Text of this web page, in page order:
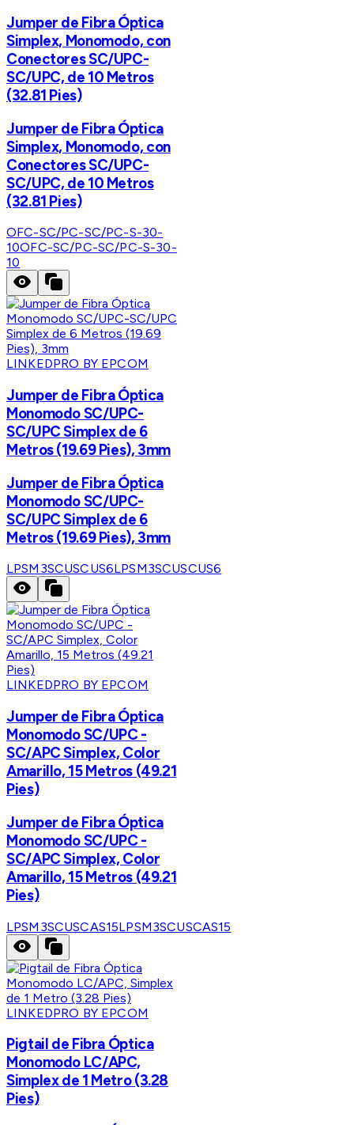
Jumper de Fibra Óptica
Simplex, Monomodo, con
Conectores SC/UPC-
SC/UPC, de 10 Metros
(32.81 Pies)
Jumper de Fibra Óptica
Simplex, Monomodo, con
Conectores SC/UPC-
SC/UPC, de 10 Metros
(32.81 Pies)
OFC-SC/PC-SC/PC-S-30-
10OFC-SC/PC-SC/PC-S-30-
10
LINKEDPRO BY EPCOM
Jumper de Fibra Óptica
Monomodo SC/UPC-
SC/UPC Simplex de 6
Metros (19.69 Pies), 3mm
Jumper de Fibra Óptica
Monomodo SC/UPC-
SC/UPC Simplex de 6
Metros (19.69 Pies), 3mm
LPSM3SCUSCUS6LPSM3SCUSCUS6
LINKEDPRO BY EPCOM
Jumper de Fibra Óptica
Monomodo SC/UPC -
SC/APC Simplex, Color
Amarillo, 15 Metros (49.21
Pies)
Jumper de Fibra Óptica
Monomodo SC/UPC -
SC/APC Simplex, Color
Amarillo, 15 Metros (49.21
Pies)
LPSM3SCUSCAS15LPSM3SCUSCAS15
LINKEDPRO BY EPCOM
Pigtail de Fibra Óptica
Monomodo LC/APC,
Simplex de 1 Metro (3.28
Pies)